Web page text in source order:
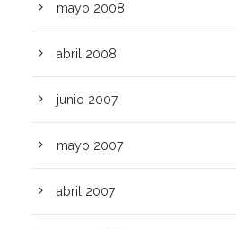
mayo 2008
abril 2008
junio 2007
mayo 2007
abril 2007